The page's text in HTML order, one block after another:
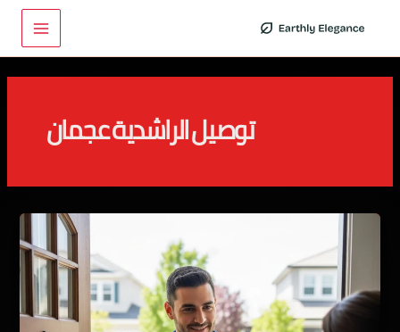
المحتوى
Main
Menu
توصيل الراشدية عجمان